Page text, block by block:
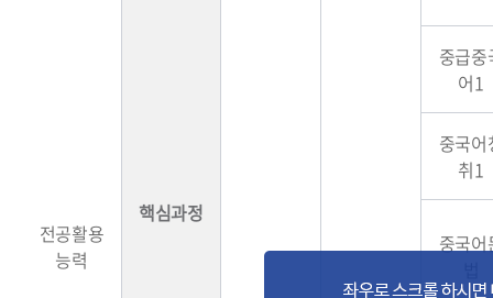
전공활용
능력
핵심과정
중급중
어1
중국어
취1
중국어